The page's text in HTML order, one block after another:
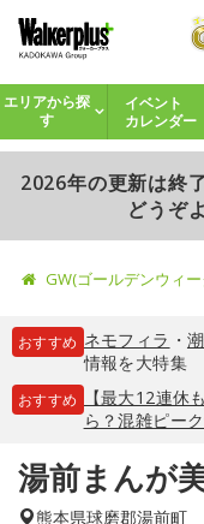
エリアから探
す
イベント
カレンダー
2026年の更新は終
どうぞ
GW(ゴールデンウィ
おすすめ ネモフィラ ・
情報を大特集
おすすめ
【最大12連休
ら？混雑ピー
湯前まんが
熊本県球磨郡湯前町